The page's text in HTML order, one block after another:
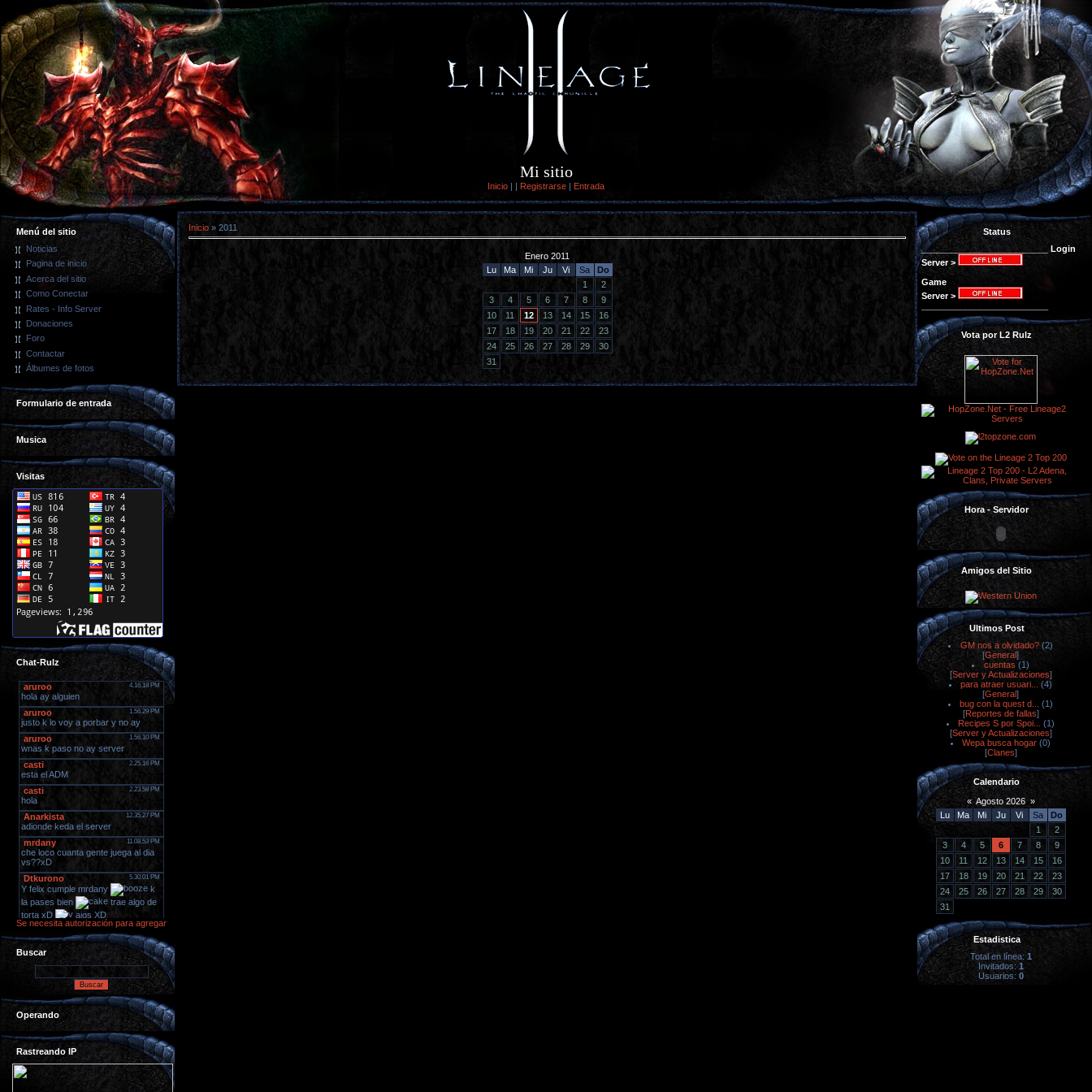
Mi sitio
Inicio | | Registrarse | Entrada
Menú del sitio
Noticias
Pagina de inicio
Acerca del sitio
Como Conectar
Rates - Info Server
Donaciones
Foro
Contactar
Álbumes de fotos
Formulario de entrada
Musica
Visitas
Chat-Rulz
Se necesita autorización para agregar
Buscar
Operando
Rastreando IP
Inicio » 2011
Enero 2011
Lu
Ma Mi Ju Vi Sa
Do
1
2
3
4 5 6 7 8
9
10
11 12 13 14 15
16
17
18 19 20 21 22
23
24
25 26 27 28 29
30
31
Status
__________________________ Login
Server >
Game
Server >
Vota por L2 Rulz
Hora - Servidor
Amigos del Sitio
Ultimos Post
GM nos a olvidado? (2)
[General]
cuentas (1)
[Server y Actualizaciones]
para atraer usuari...
(4)
[General]
bug con la quest d...
(1)
[Reportes de fallas]
Recipes S por Spoi...
(1)
[Server y Actualizaciones]
Wepa busca hogar (0)
[Clanes]
Calendario
« Agosto 2026 »
Lu
Ma Mi Ju Vi Sa
Do
1
2
3
4 5 6 7 8
9
10
11 12 13 14 15
16
17
18 19 20 21 22
23
24
25 26 27 28 29
30
31
Estadistica
Total en línea: 1
Invitados: 1
Usuarios: 0